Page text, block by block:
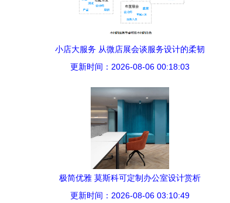
小店大服务 从微店展会谈服务设计的柔韧
生态
更新时间：2026-08-06 00:18:03
极简优雅 莫斯科可定制办公室设计赏析
更新时间：2026-08-06 03:10:49